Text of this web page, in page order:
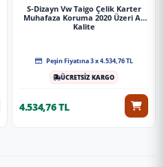
S-Dizayn Vw Taigo Çelik Karter
Muhafaza Koruma 2020 Üzeri A+
Kalite
Peşin Fiyatına 3 x 4.534,76 TL
ÜCRETSİZ KARGO
4.534,76 TL